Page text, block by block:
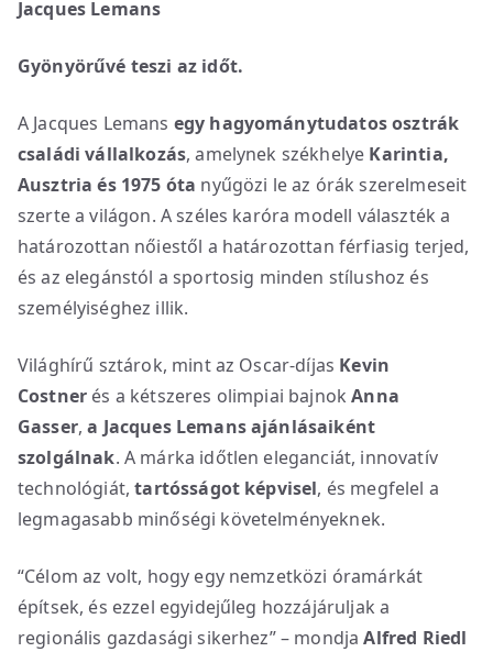
Jacques Lemans
Gyönyörűvé teszi az időt.
A Jacques Lemans egy hagyománytudatos osztrák
családi vállalkozás, amelynek székhelye Karintia,
Ausztria és 1975 óta nyűgözi le az órák szerelmeseit
szerte a világon. A széles karóra modell választék a
határozottan nőiestől a határozottan férfiasig terjed,
és az elegánstól a sportosig minden stílushoz és
személyiséghez illik.
Világhírű sztárok, mint az Oscar-díjas Kevin
Costner és a kétszeres olimpiai bajnokAnna
Gasser,a Jacques Lemans ajánlásaiként
szolgálnak. A márka időtlen eleganciát, innovatív
technológiát,tartósságot képvisel, és megfelel a
legmagasabb minőségi követelményeknek.
“Célom az volt, hogy egy nemzetközi óramárkát
építsek, és ezzel egyidejűleg hozzájáruljak a
regionális gazdasági sikerhez” – mondjaAlfred Riedl